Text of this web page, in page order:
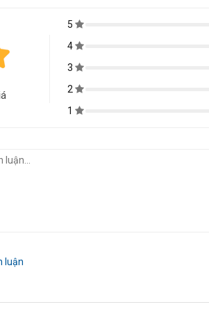
xúc, khả năng tiêu tán nhiệt càng tăng, với bề
5
4
3
2
1
luận